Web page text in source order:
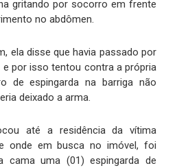
gritando por socorro em frente
no abdômen.
ela disse que havia passado por
por isso tentou contra a própria
de espingarda na barriga não
deixado a arma.
até a residência da vítima
onde em busca no imóvel, foi
cama uma (01) espingarda de